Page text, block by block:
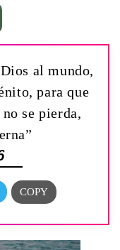
al mundo,
para que
se pierda,